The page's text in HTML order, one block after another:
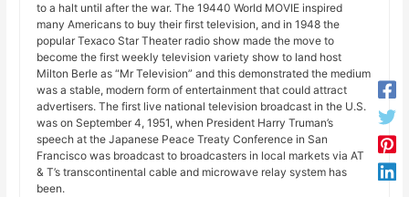
to a halt until after the war. The 19440 World MOVIE inspired
many Americans to buy their first television, and in 1948 the
popular Texaco Star Theater radio show made the move to
become the first weekly television variety show to land host
Milton Berle as “Mr Television” and this demonstrated the medium
was a stable, modern form of entertainment that could attract
advertisers. The first live national television broadcast in the U.S.
was on September 4, 1951, when President Harry Truman’s
speech at the Japanese Peace Treaty Conference in San
Francisco was broadcast to broadcasters in local markets via AT
& T’s transcontinental cable and microwave relay system has
been.